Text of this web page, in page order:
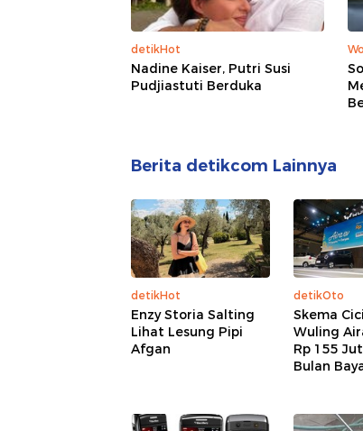
detikHot
Nadine Kaiser, Putri Susi
Pudjiastuti Berduka
Berita detikcom Lainnya
detikHot
Enzy Storia Salting
Lihat Lesung Pipi
Afgan
detikOto
Skema
Wuling
Rp 155
Bulan